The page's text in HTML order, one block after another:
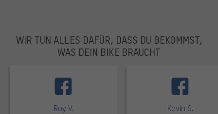
WIR TUN ALLES DAFÜR, DASS DU BEKOMMST,
WAS DEIN BIKE BRAUCHT
Roy V. Kevin S.